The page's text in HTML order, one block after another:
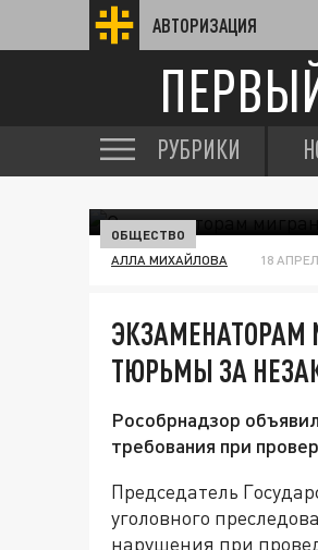
АВТОРИЗАЦИЯ
РУБРИКИ
ОБЩЕСТВО
АЛЛА МИХАЙЛОВА 18
ЭКЗАМЕНАТОРАМ
ТЮРЬМЫ ЗА
Рособрнадзор
требования при
Председатель
уголовного
нарушения при